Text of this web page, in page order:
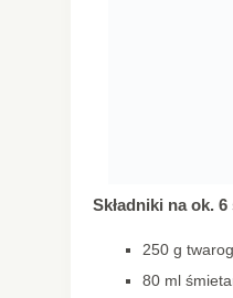
Składniki na ok.
250 g
80 ml